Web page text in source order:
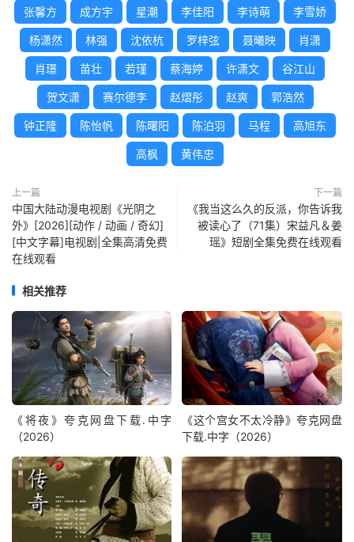
张馨方 成方宇 星潮 李佳阳 李诗萌 李雪娇
杨潇然 林强 沈依杭 罗梓弦 聂曦映 肖潇
肖璟 苗壮 若瑾 蔡海婷 许潇文 谷江山
贺文潇 赛尔德李 赵熠彤 赵爽 郭浩然
钟正隆 陈怡帆 陈曙阳 陈泊羽 马程 高旭东
高枫 黄伟忠
上一篇
中国大陆动漫电视剧《光阴之
外》[2026][动作 / 动画 / 奇幻]
[中文字幕]电视剧|全集高清免费
在线观看
下一篇
《我当这么久的反派，你告诉我
被读心了（71集）宋益凡＆姜
瑶》短剧全集免费在线观看
相关推荐
《将夜》夸克网盘下载.中字
（2026）
《这个宫女不太冷静》夸克网盘
下载.中字（2026）